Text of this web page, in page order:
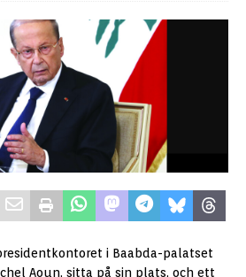
i Baabda-palatset
Aoun, sitta på sin plats, och ett